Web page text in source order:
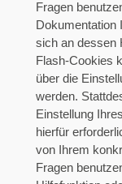
Fragen
Dokumentation
sich an dessen
Flash-Cookies
über die
werden.
Einstellung
hierfür
von Ihrem
Fragen